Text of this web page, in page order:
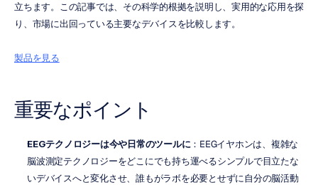
立ちます。この記事では、その科学的根拠を説明し、実用的な応用を探
り、市場に出回っている主要なデバイスを比較します。
製品を見る
重要なポイント
EEGテクノロジーは今や日常のツールに：EEGイヤホンは、複雑な
脳波測定テクノロジーをどこにでも持ち運べるシンプルで目立たな
いデバイスへと変化させ、誰もがラボを必要とせずに自分の脳活動